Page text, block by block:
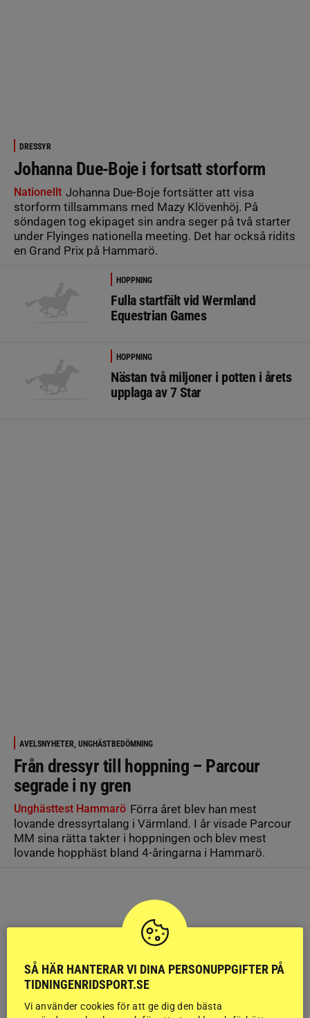
DRESSYR
Johanna Due-Boje i fortsatt storform
Nationellt Johanna Due-Boje fortsätter att visa
storform tillsammans med Mazy Klövenhöj. På
söndagen tog ekipaget sin andra seger på två starter
under Flyinges nationella meeting. Det har också ridits
en Grand Prix på Hammarö.
HOPPNING
Fulla startfält vid Wermland
Equestrian Games
HOPPNING
Nästan två miljoner i potten i årets
upplaga av 7 Star
AVELSNYHETER, UNGHÄSTBEDÖMNING
Från dressyr till hoppning – Parcour
segrade i ny gren
Unghästtest Hammarö Förra året blev han mest
lovande dressyrtalang i Värmland. I år visade Parcour
MM sina rätta takter i hoppningen och blev mest
lovande hopphäst bland 4-åringarna i Hammarö.
SÅ HÄR HANTERAR VI DINA PERSONUPPGIFTER PÅ
TIDNINGENRIDSPORT.SE
Vi använder cookies för att ge dig den bästa